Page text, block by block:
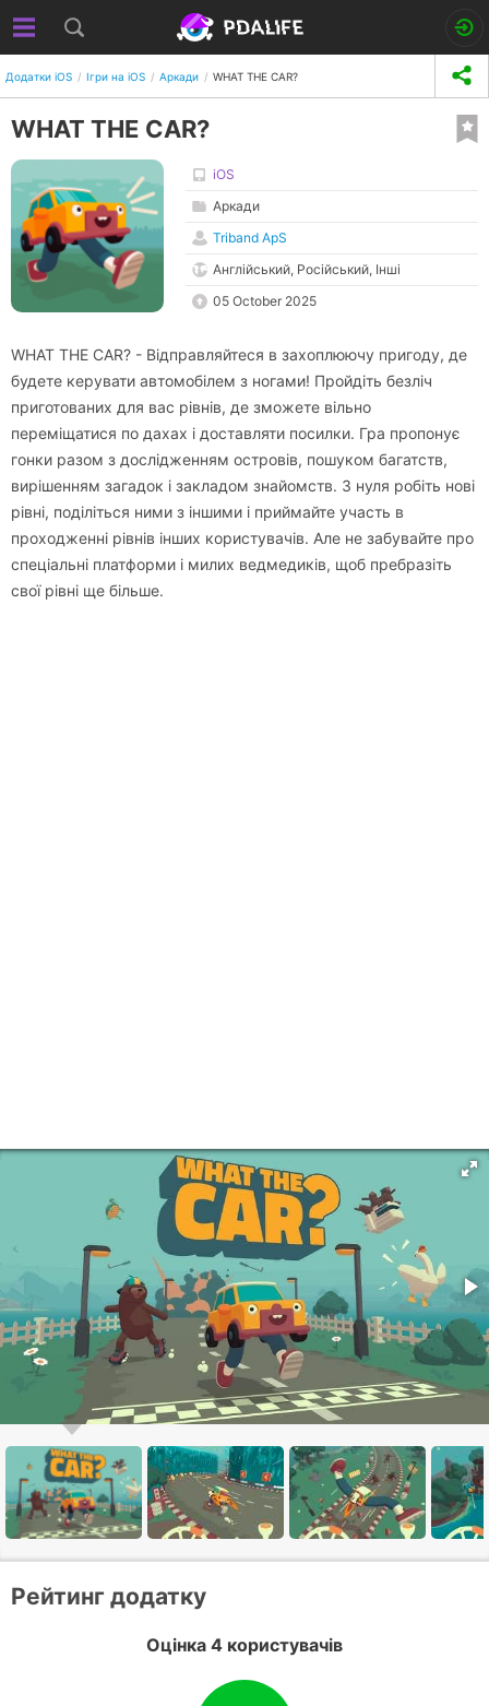
Додатки iOS Ігри на iOS Аркади WHAT THE CAR?
WHAT THE CAR?
iOS
Аркади
Triband ApS
Англійський, Російський, Інші
05 October 2025
WHAT THE CAR? - Відправляйтеся в захоплюючу пригоду, де
будете керувати автомобілем з ногами! Пройдіть безліч
приготованих для вас рівнів, де зможете вільно
переміщатися по дахах і доставляти посилки. Гра пропонує
гонки разом з дослідженням островів, пошуком багатств,
вирішенням загадок і закладом знайомств. З нуля робіть нові
рівні, поділіться ними з іншими і приймайте участь в
проходженні рівнів інших користувачів. Але не забувайте про
спеціальні платформи і милих ведмедиків, щоб пребразіть
свої рівні ще більше.
Рейтинг додатку
Оцінка 4 користувачів